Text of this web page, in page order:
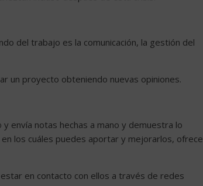
del trabajo es la comunicación, la gestión del
un proyecto obteniendo nuevas opiniones.
envía notas hechas a mano y demuestra lo
los cuáles puedes aportar y mejorarlos, ofrece
en contacto con ellos a través de redes